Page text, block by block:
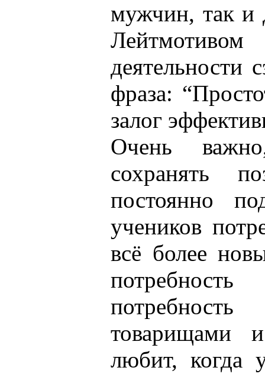
мужчин, так и
Лейтмотивом
деятельности
фраза:
залог
Очень
сохранять
постоянно
учеников
всё более
товарищами
любит, когда